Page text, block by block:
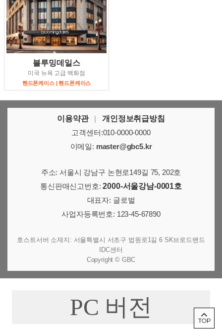
블루밍데일스
미국 뉴욕 고급 백화점
핸드폰케이스 | 핸드폰케이스
이용약관 |
개인정보취급방침
고객센터:010-0000-0000
이메일: master@gbc5.kr
주소: 서울시 강남구 논현로149길 75, 202호
통신판매신고번호:2000-서울강남-0001호
대표자: 글로벌
사업자등록번호: 123-45-67890
호스트서버 소재지: 서울특별시 서초구 법원로1길 6 SK브로드밴드
IDC센터
Copyright © GBC
PC 버전